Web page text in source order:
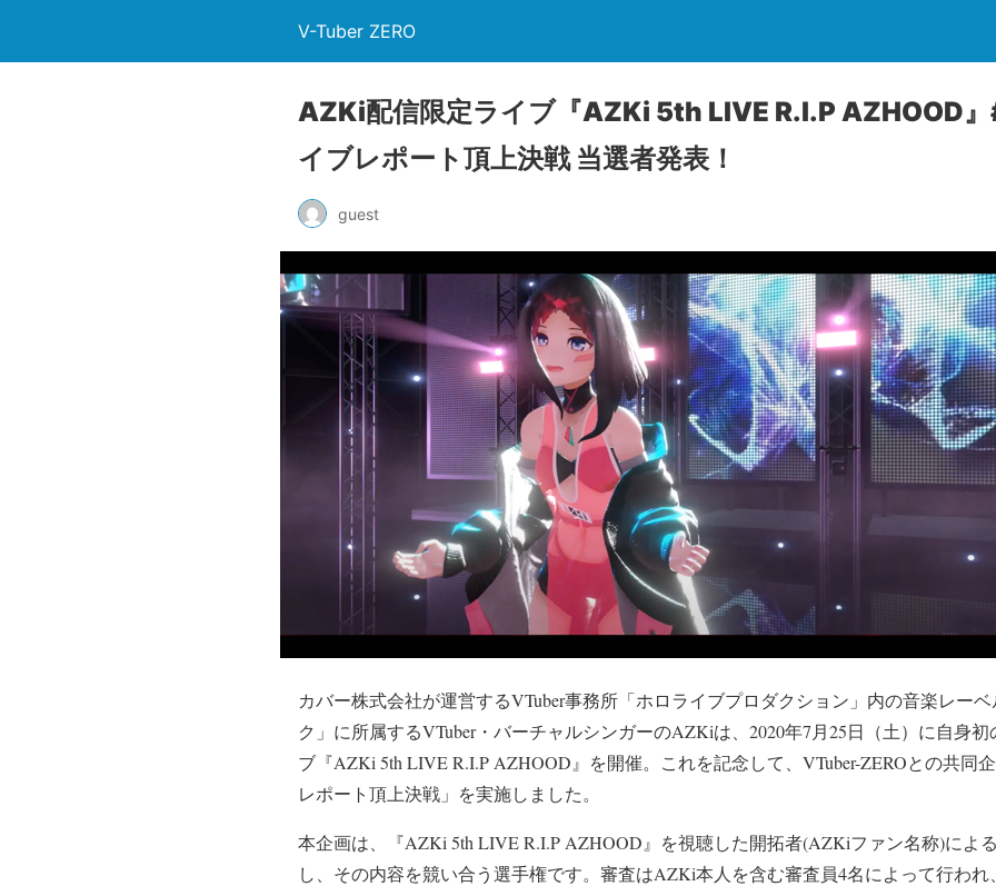
V-Tuber ZERO
AZKi配信限定ライブ『AZKi 5th LIVE R.I.P AZHOOD』
イブレポート頂上決戦 当選者発表！
guest
カバー株式会社が運営するVTuber事務所「ホロライブプロダクション」内の音楽レー
ク」に所属するVTuber・バーチャルシンガーのAZKiは、2020年7月25日（土）に自身
ブ『AZKi 5th LIVE R.I.P AZHOOD』を開催。これを記念して、VTuber-ZEROとの共同
レポート頂上決戦」を実施しました。
本企画は、『AZKi 5th LIVE R.I.P AZHOOD』を視聴した開拓者(AZKiファン名称)によ
し、その内容を競い合う選手権です。審査はAZKi本人を含む審査員4名によって行わ